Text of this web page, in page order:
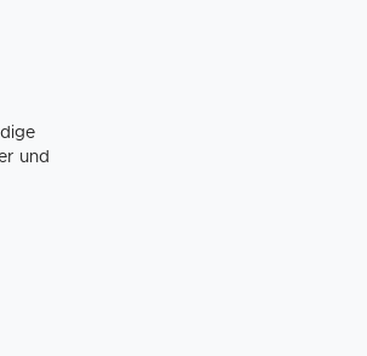
und